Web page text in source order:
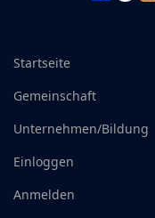
Startseite
Gemeinschaft
Unternehmen/Bildung
Einloggen
Anmelden